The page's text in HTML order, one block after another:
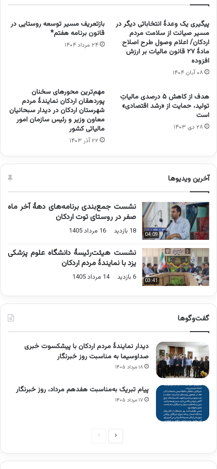
پیگیری یک وعدۀ انتخاباتی دیگر در
مسیر صیانت از سلامت مردم
اردکان/ اعلام وصول طرح اصلاح
مادۀ ۲۷ قانون مالیات بر ارزش
افزوده
۰۸ آبان ۱۴۰۴
بازتعریف مسیر توسعه روستایی در
قانون برنامه هفتم*
۲۴ مرداد ۱۴۰۴
هدف از کاهش ۵ درصدی مالیاتِ
تولید، حمایت از «رشد اقتصادی»
است
۲۸ دی ۱۴۰۳
مهم‌ترین محورهای سخنان
پوردهقان اردکان نمایندۀ مردم
شهرستان اردکان در دیدار سبحانیان
معاون وزیر و رئیس سازمان امور
مالیاتی کشور
۲۲ آذر ۱۴۰۳
آخرین ویدیوها
04:09
نشست جمع‌بندی برنامه‌های دهۀ آخر ماه
صفر در روستای توت اردکان
18 بازدید 16 مرداد 1405
03:41
نشست هیئت‌رئیسۀ دانشگاه علوم پزشکی
یزد با نمایندۀ مردم اردکان
6 بازدید 14 مرداد 1405
گفت‌وگوها
دیدار نمایندۀ مردم اردکان با پیشکسوت خبری
صداوسیما به مناسبت روز خبرنگار
۱۸ مرداد ۱۴۰۵
پیام تبریک به‌مناسبت هفدهم مرداد، روز خبرنگار
۱۷ مرداد ۱۴۰۵
صفحه
صفحه